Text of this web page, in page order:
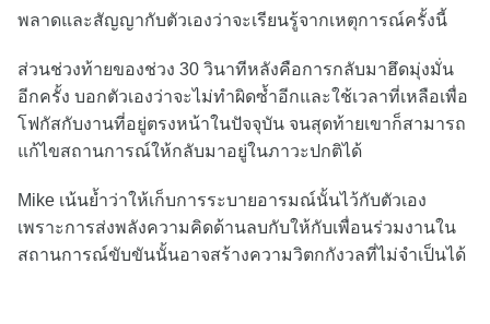
พลาดและสัญญากับตัวเองว่าจะเรียนรู้จากเหตุการณ์ครั้งนี้
ส่วนช่วงท้ายของช่วง 30 วินาทีหลังคือการกลับมาฮึดมุ่งมั่น
อีกครั้ง บอกตัวเองว่าจะไม่ทำผิดซ้ำอีกและใช้เวลาที่เหลือเพื่อ
โฟกัสกับงานที่อยู่ตรงหน้าในปัจจุบัน จนสุดท้ายเขาก็สามารถ
แก้ไขสถานการณ์ให้กลับมาอยู่ในภาวะปกติได้
Mike เน้นย้ำว่าให้เก็บการระบายอารมณ์นั้นไว้กับตัวเอง
เพราะการส่งพลังความคิดด้านลบกับให้กับเพื่อนร่วมงานใน
สถานการณ์ขับขันนั้นอาจสร้างความวิตกกังวลที่ไม่จำเป็นได้